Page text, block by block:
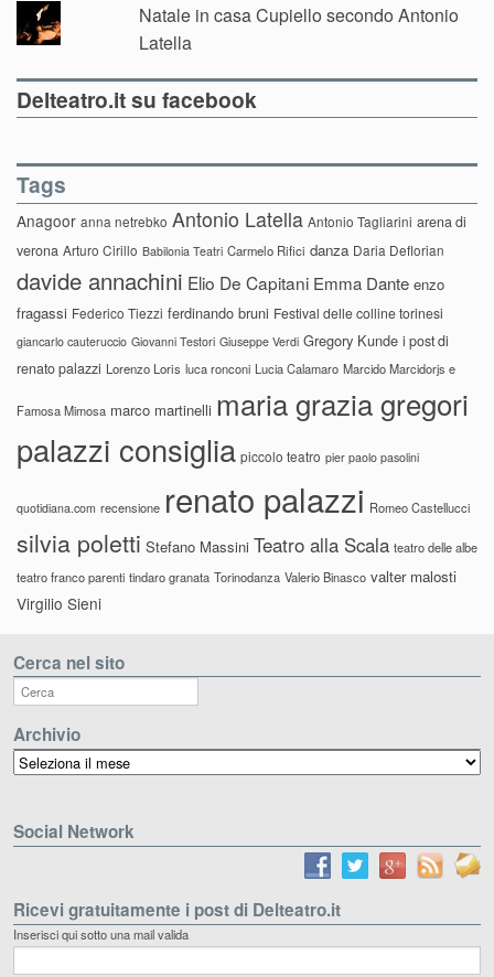
Natale in casa Cupiello secondo Antonio
Latella
Delteatro.it su facebook
Tags
Anagoor anna netrebko Antonio Latella Antonio Tagliarini arena di
verona Arturo Cirillo Babilonia Teatri Carmelo Rifici danza Daria Deflorian
davide annachini Elio De Capitani Emma Dante enzo
fragassi Federico Tiezzi ferdinando bruni Festival delle colline torinesi
giancarlo cauteruccio Giovanni Testori Giuseppe Verdi Gregory Kunde i post di
renato palazzi Lorenzo Loris luca ronconi Lucia Calamaro Marcido Marcidorjs e
Famosa Mimosa marco martinelli maria grazia gregori
palazzi consiglia piccolo teatro pier paolo pasolini
quotidiana.com recensione renato palazzi Romeo Castellucci
silvia poletti Stefano Massini Teatro alla Scala teatro delle albe
teatro franco parenti tindaro granata Torinodanza Valerio Binasco valter malosti
Virgilio Sieni
Cerca nel sito
Archivio
Archivio
Social Network
Ricevi gratuitamente i post di Delteatro.it
Inserisci qui sotto una mail valida